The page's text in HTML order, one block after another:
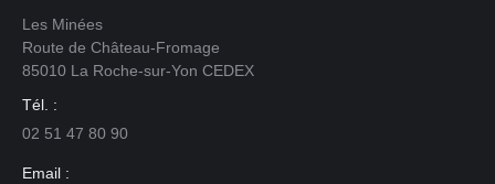
Les Minées
Route de Château-Fromage
85010 La Roche-sur-Yon CEDEX
Tél. :
02 51 47 80 90
Email :